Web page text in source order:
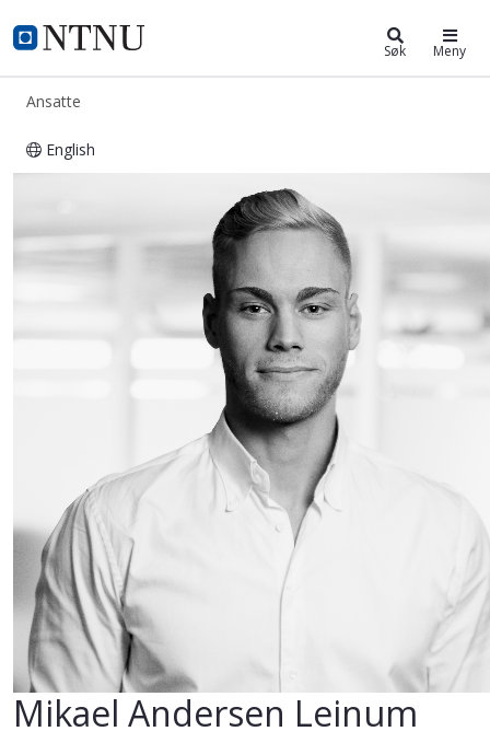
NTNU Hjemmeside
ntnu.no Søk Meny
Ansatte
English
Mikael Andersen Leinum
Mikael Andersen Leinum